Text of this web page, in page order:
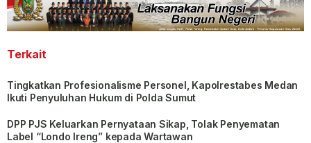
Terkait
Tingkatkan Profesionalisme Personel, Kapolrestabes Medan
Ikuti Penyuluhan Hukum di Polda Sumut
DPP PJS Keluarkan Pernyataan Sikap, Tolak Penyematan
Label “Londo Ireng” kepada Wartawan